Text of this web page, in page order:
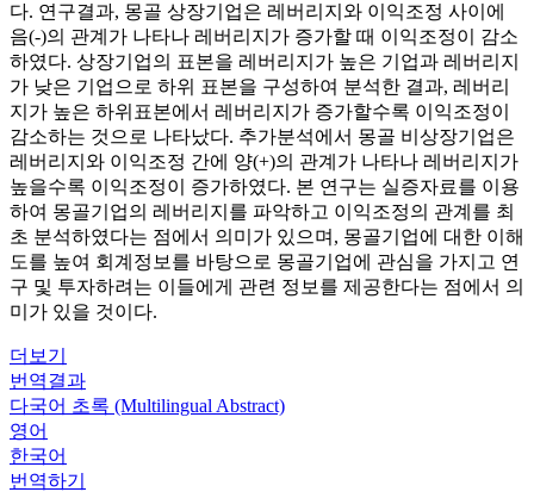
다. 연구결과, 몽골 상장기업은 레버리지와 이익조정 사이에
음(-)의 관계가 나타나 레버리지가 증가할 때 이익조정이 감소
하였다. 상장기업의 표본을 레버리지가 높은 기업과 레버리지
가 낮은 기업으로 하위 표본을 구성하여 분석한 결과, 레버리
지가 높은 하위표본에서 레버리지가 증가할수록 이익조정이
감소하는 것으로 나타났다. 추가분석에서 몽골 비상장기업은
레버리지와 이익조정 간에 양(+)의 관계가 나타나 레버리지가
높을수록 이익조정이 증가하였다. 본 연구는 실증자료를 이용
하여 몽골기업의 레버리지를 파악하고 이익조정의 관계를 최
초 분석하였다는 점에서 의미가 있으며, 몽골기업에 대한 이해
도를 높여 회계정보를 바탕으로 몽골기업에 관심을 가지고 연
구 및 투자하려는 이들에게 관련 정보를 제공한다는 점에서 의
미가 있을 것이다.
더보기
번역결과
다국어 초록 (Multilingual Abstract)
영어
한국어
번역하기